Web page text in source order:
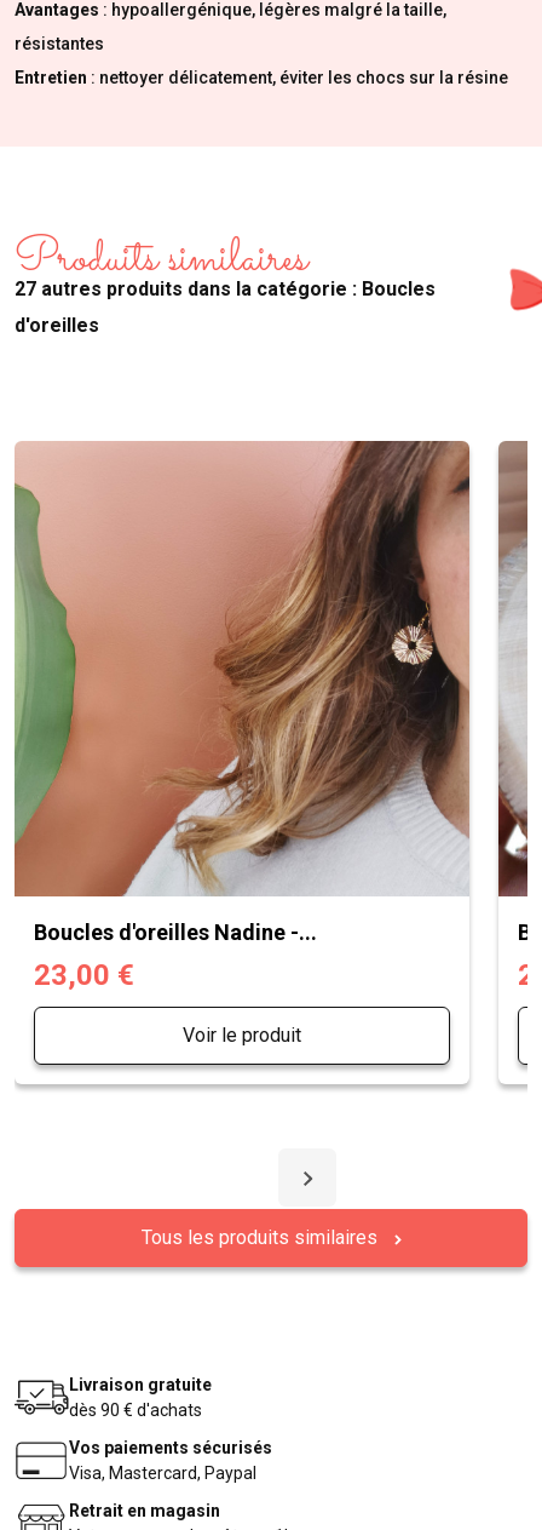
Avantages : hypoallergénique, légères malgré la taille,
résistantes
Entretien : nettoyer délicatement, éviter les chocs sur la résine
Produits similaires
27 autres produits dans la catégorie : Boucles
d'oreilles
Boucles d'oreilles Nadine -...
23,00 €
Voir le produit
Tous les produits similaires
Livraison gratuite
dès 90 € d'achats
Vos paiements sécurisés
Visa, Mastercard, Paypal
Retrait en magasin